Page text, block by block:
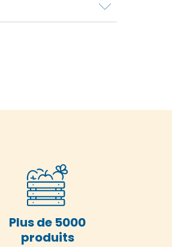
Plus de 5000
produits